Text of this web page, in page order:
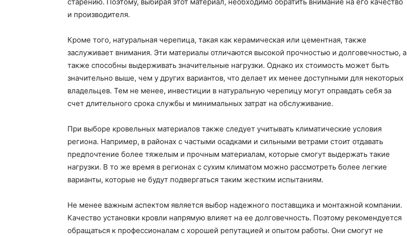
и производителя.
Кроме того, натуральная черепица, такая как керамическая или цементная, также
заслуживает внимания. Эти материалы отличаются высокой прочностью и долговечностью, а
также способны выдерживать значительные нагрузки. Однако их стоимость может быть
значительно выше, чем у других вариантов, что делает их менее доступными для некоторых
владельцев. Тем не менее, инвестиции в натуральную черепицу могут оправдать себя за
счет длительного срока службы и минимальных затрат на обслуживание.
При выборе кровельных материалов также следует учитывать климатические условия
региона. Например, в районах с частыми осадками и сильными ветрами стоит отдавать
предпочтение более тяжелым и прочным материалам, которые смогут выдержать такие
нагрузки. В то же время в регионах с сухим климатом можно рассмотреть более легкие
варианты, которые не будут подвергаться таким жестким испытаниям.
Не менее важным аспектом является выбор надежного поставщика и монтажной компании.
Качество установки кровли напрямую влияет на ее долговечность. Поэтому рекомендуется
обращаться к профессионалам с хорошей репутацией и опытом работы. Они смогут не